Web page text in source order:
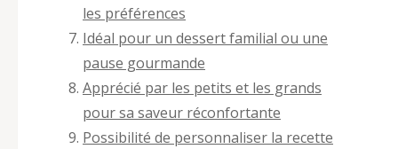
les préférences
Idéal pour un dessert familial ou une
pause gourmande
Apprécié par les petits et les grands
pour sa saveur réconfortante
Possibilité de personnaliser la recette